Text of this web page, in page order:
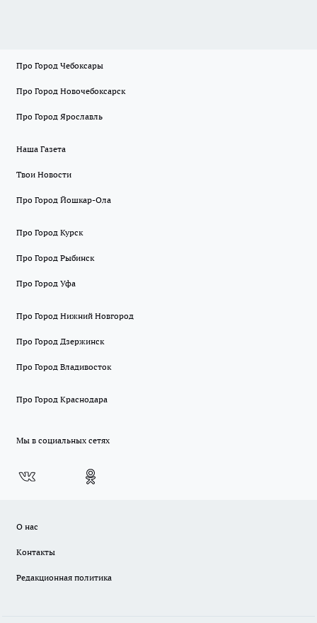
Про Город Чебоксары
Про Город Новочебоксарск
Про Город Ярославль
Наша Газета
Твои Новости
Про Город Йошкар-Ола
Про Город Курск
Про Город Рыбинск
Про Город Уфа
Про Город Нижний Новгород
Про Город Дзержинск
Про Город Владивосток
Про Город Краснодара
Мы в социальных сетях
О нас
Контакты
Редакционная политика